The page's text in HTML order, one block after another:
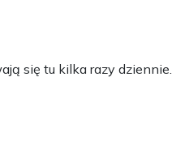
się tu kilka razy dziennie.